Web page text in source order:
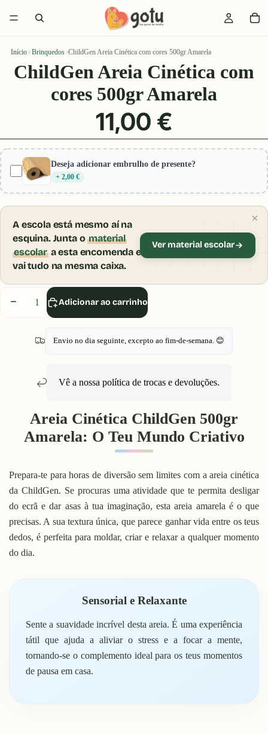
Início › Brinquedos ›ChildGen Areia Cinética com cores 500gr Amarela
ChildGen Areia Cinética com
cores 500gr Amarela
11,00 €
Deseja adicionar embrulho de presente?
+ 2,00 €
Diminuir
quantidade
Aumentar
A escola está mesmo aí na
esquina. Junta omaterial
escolara esta encomenda e
vai tudo na mesma caixa.
Ver material escolar
Adicionar ao carrinho
Envio no dia seguinte, excepto ao fim-de-semana. 😊
Vê a nossa política de trocas e devoluções.
Areia Cinética ChildGen 500gr
Amarela: O Teu Mundo Criativo
Prepara-te para horas de diversão sem limites com a areia cinética
da ChildGen. Se procuras uma atividade que te permita desligar
do ecrã e dar asas à tua imaginação, esta areia amarela é o que
precisas. A sua textura única, que parece ganhar vida entre os teus
dedos, é perfeita para moldar, criar e relaxar a qualquer momento
do dia.
Sensorial e Relaxante
Sente a suavidade incrível desta areia. É uma experiência
tátil que ajuda a aliviar o stress e a focar a mente,
tornando-se o complemento ideal para os teus momentos
de pausa em casa.